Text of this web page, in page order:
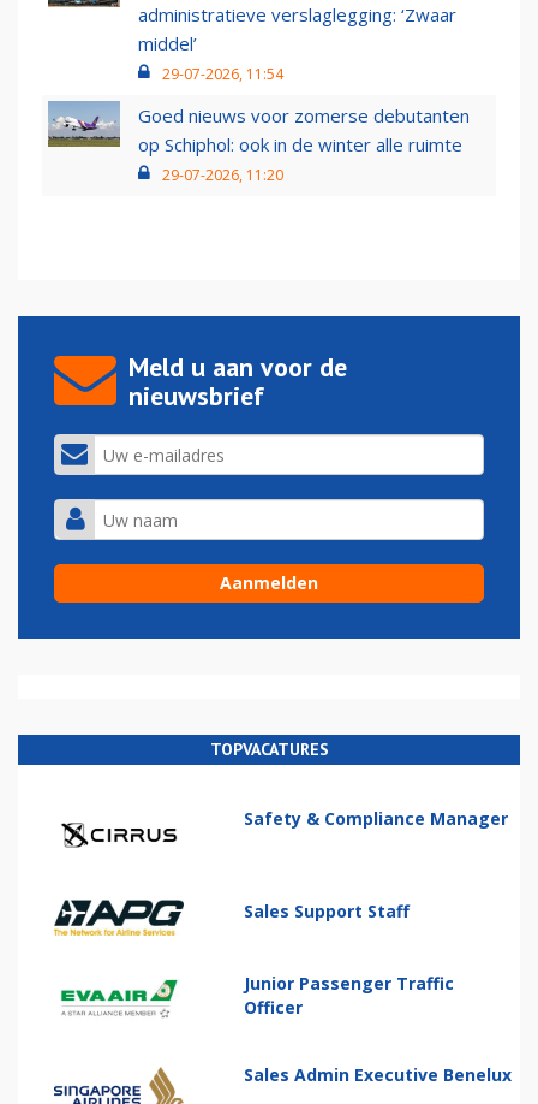
administratieve verslaglegging: ‘Zwaar
middel’
29-07-2026, 11:54
Goed nieuws voor zomerse debutanten
op Schiphol: ook in de winter alle ruimte
29-07-2026, 11:20
Meld u aan voor de
nieuwsbrief
TOPVACATURES
Safety & Compliance Manager
Sales Support Staff
Junior Passenger Traffic
Officer
Sales Admin Executive Benelux